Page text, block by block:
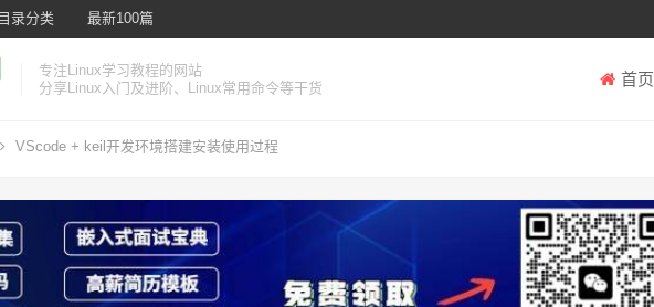
录分类 最新100篇
专注Linux学习教程的网站
分享Linux入门及进阶、Linux常用命令等干货
首页
VScode + keil开发环境搭建安装使用过程